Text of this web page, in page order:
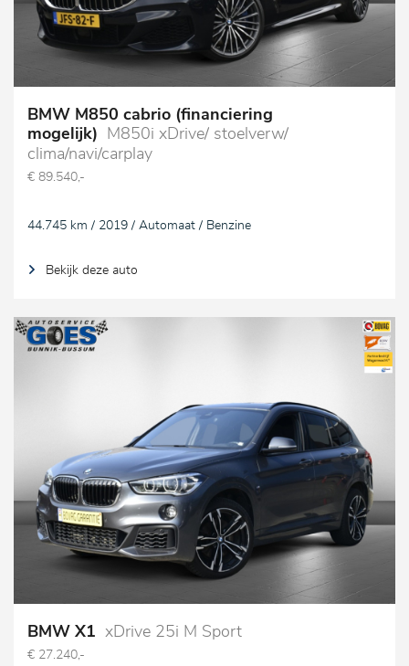
BMW M850 cabrio (financiering
mogelijk)
M850i xDrive/ stoelverw/
clima/navi/carplay
€ 89.540,-
44.745 km / 2019 / Automaat / Benzine
Bekijk deze auto
BMW X1 xDrive 25i M Sport
€ 27.240,-